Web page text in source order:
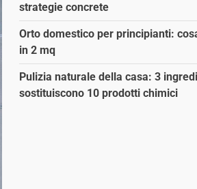
strategie concrete
Orto domestico per principianti:
in 2 mq
Pulizia naturale della casa: 3
sostituiscono 10 prodotti chimici